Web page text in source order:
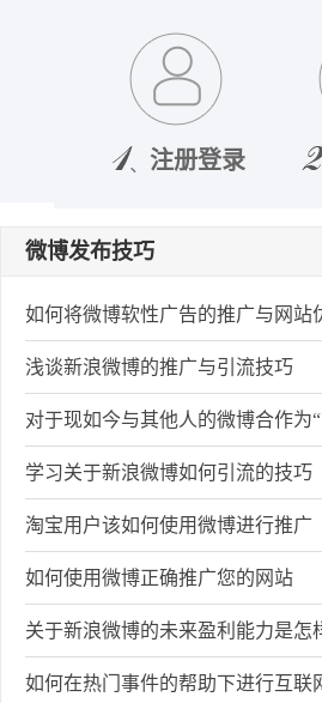
注册登录
微博发布技巧
浅谈新浪微博的推广与引流技巧
学习关于新浪微博如何引流的技巧
淘宝用户该如何使用微博进行推广
如何使用微博正确推广您的网站